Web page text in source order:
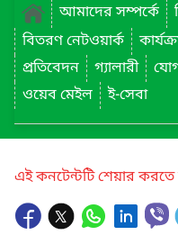
আমাদের সম্পর্কে
বিতরণ নেটওয়ার্ক
প্রতিবেদন
গ্যালারী
ওয়েব মেইল
ই-সেবা
এই কনটেন্টটি শেয়ার